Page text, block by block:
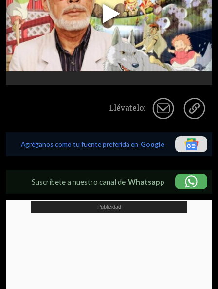
Play
Video
Llévatelo:
Agréganos como tu fuente preferida en Google
Suscríbete a nuestro canal de Whatsapp